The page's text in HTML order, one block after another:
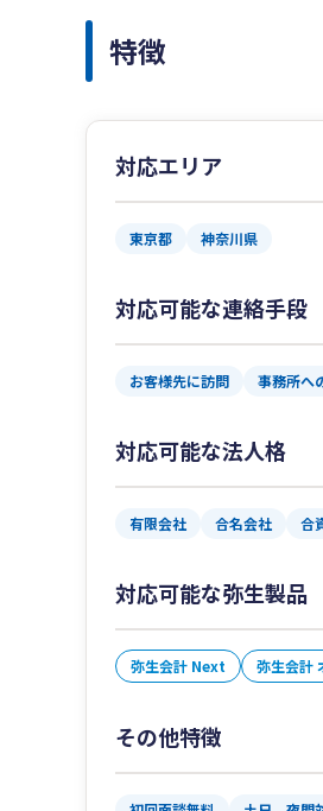
特徴
対応エリア
東京都 神奈川県
対応可能な連絡手段
お客様先に訪問 事務所へ
対応可能な法人格
有限会社 合名会社 合
対応可能な弥生製品
弥生会計 Next 弥生会計
その他特徴